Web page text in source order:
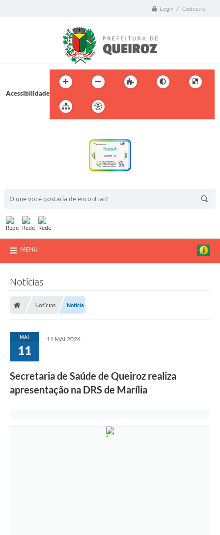
Login / Cadastro
Acessibilidade
MENU
Notícias
Notícias Notícia
MAI
11
11 MAI 2026
​Secretaria de Saúde de Queiroz realiza
apresentação na DRS de Marília